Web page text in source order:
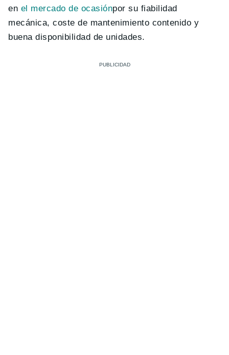
en el mercado de ocasiónpor su fiabilidad
mecánica, coste de mantenimiento contenido y
buena disponibilidad de unidades.